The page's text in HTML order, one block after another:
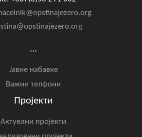
...
Јавне набавке
Важни телфони
Пројекти
Актуелни пројекти